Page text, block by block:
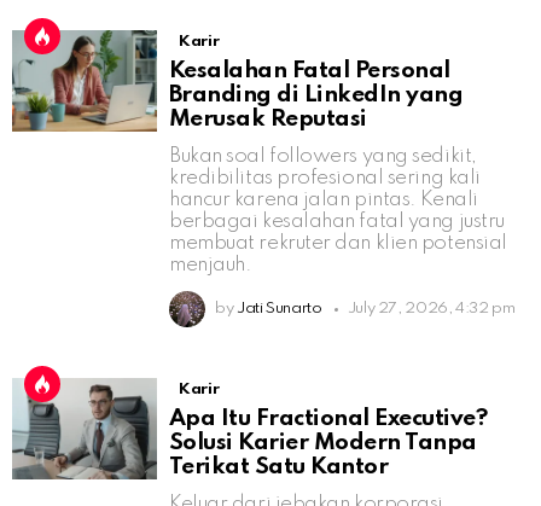
Karir
Kesalahan Fatal Personal
Branding di LinkedIn yang
Merusak Reputasi
Bukan soal followers yang sedikit,
kredibilitas profesional sering kali
hancur karena jalan pintas. Kenali
berbagai kesalahan fatal yang justru
membuat rekruter dan klien potensial
menjauh.
by Jati Sunarto July 27, 2026, 4:32 pm
Karir
Apa Itu Fractional Executive?
Solusi Karier Modern Tanpa
Terikat Satu Kantor